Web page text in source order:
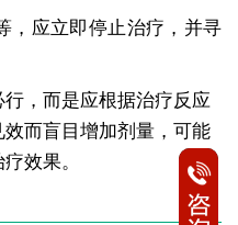
，应立即停止治疗，并寻
，而是应根据治疗反应
而盲目增加剂量，可能
效果。